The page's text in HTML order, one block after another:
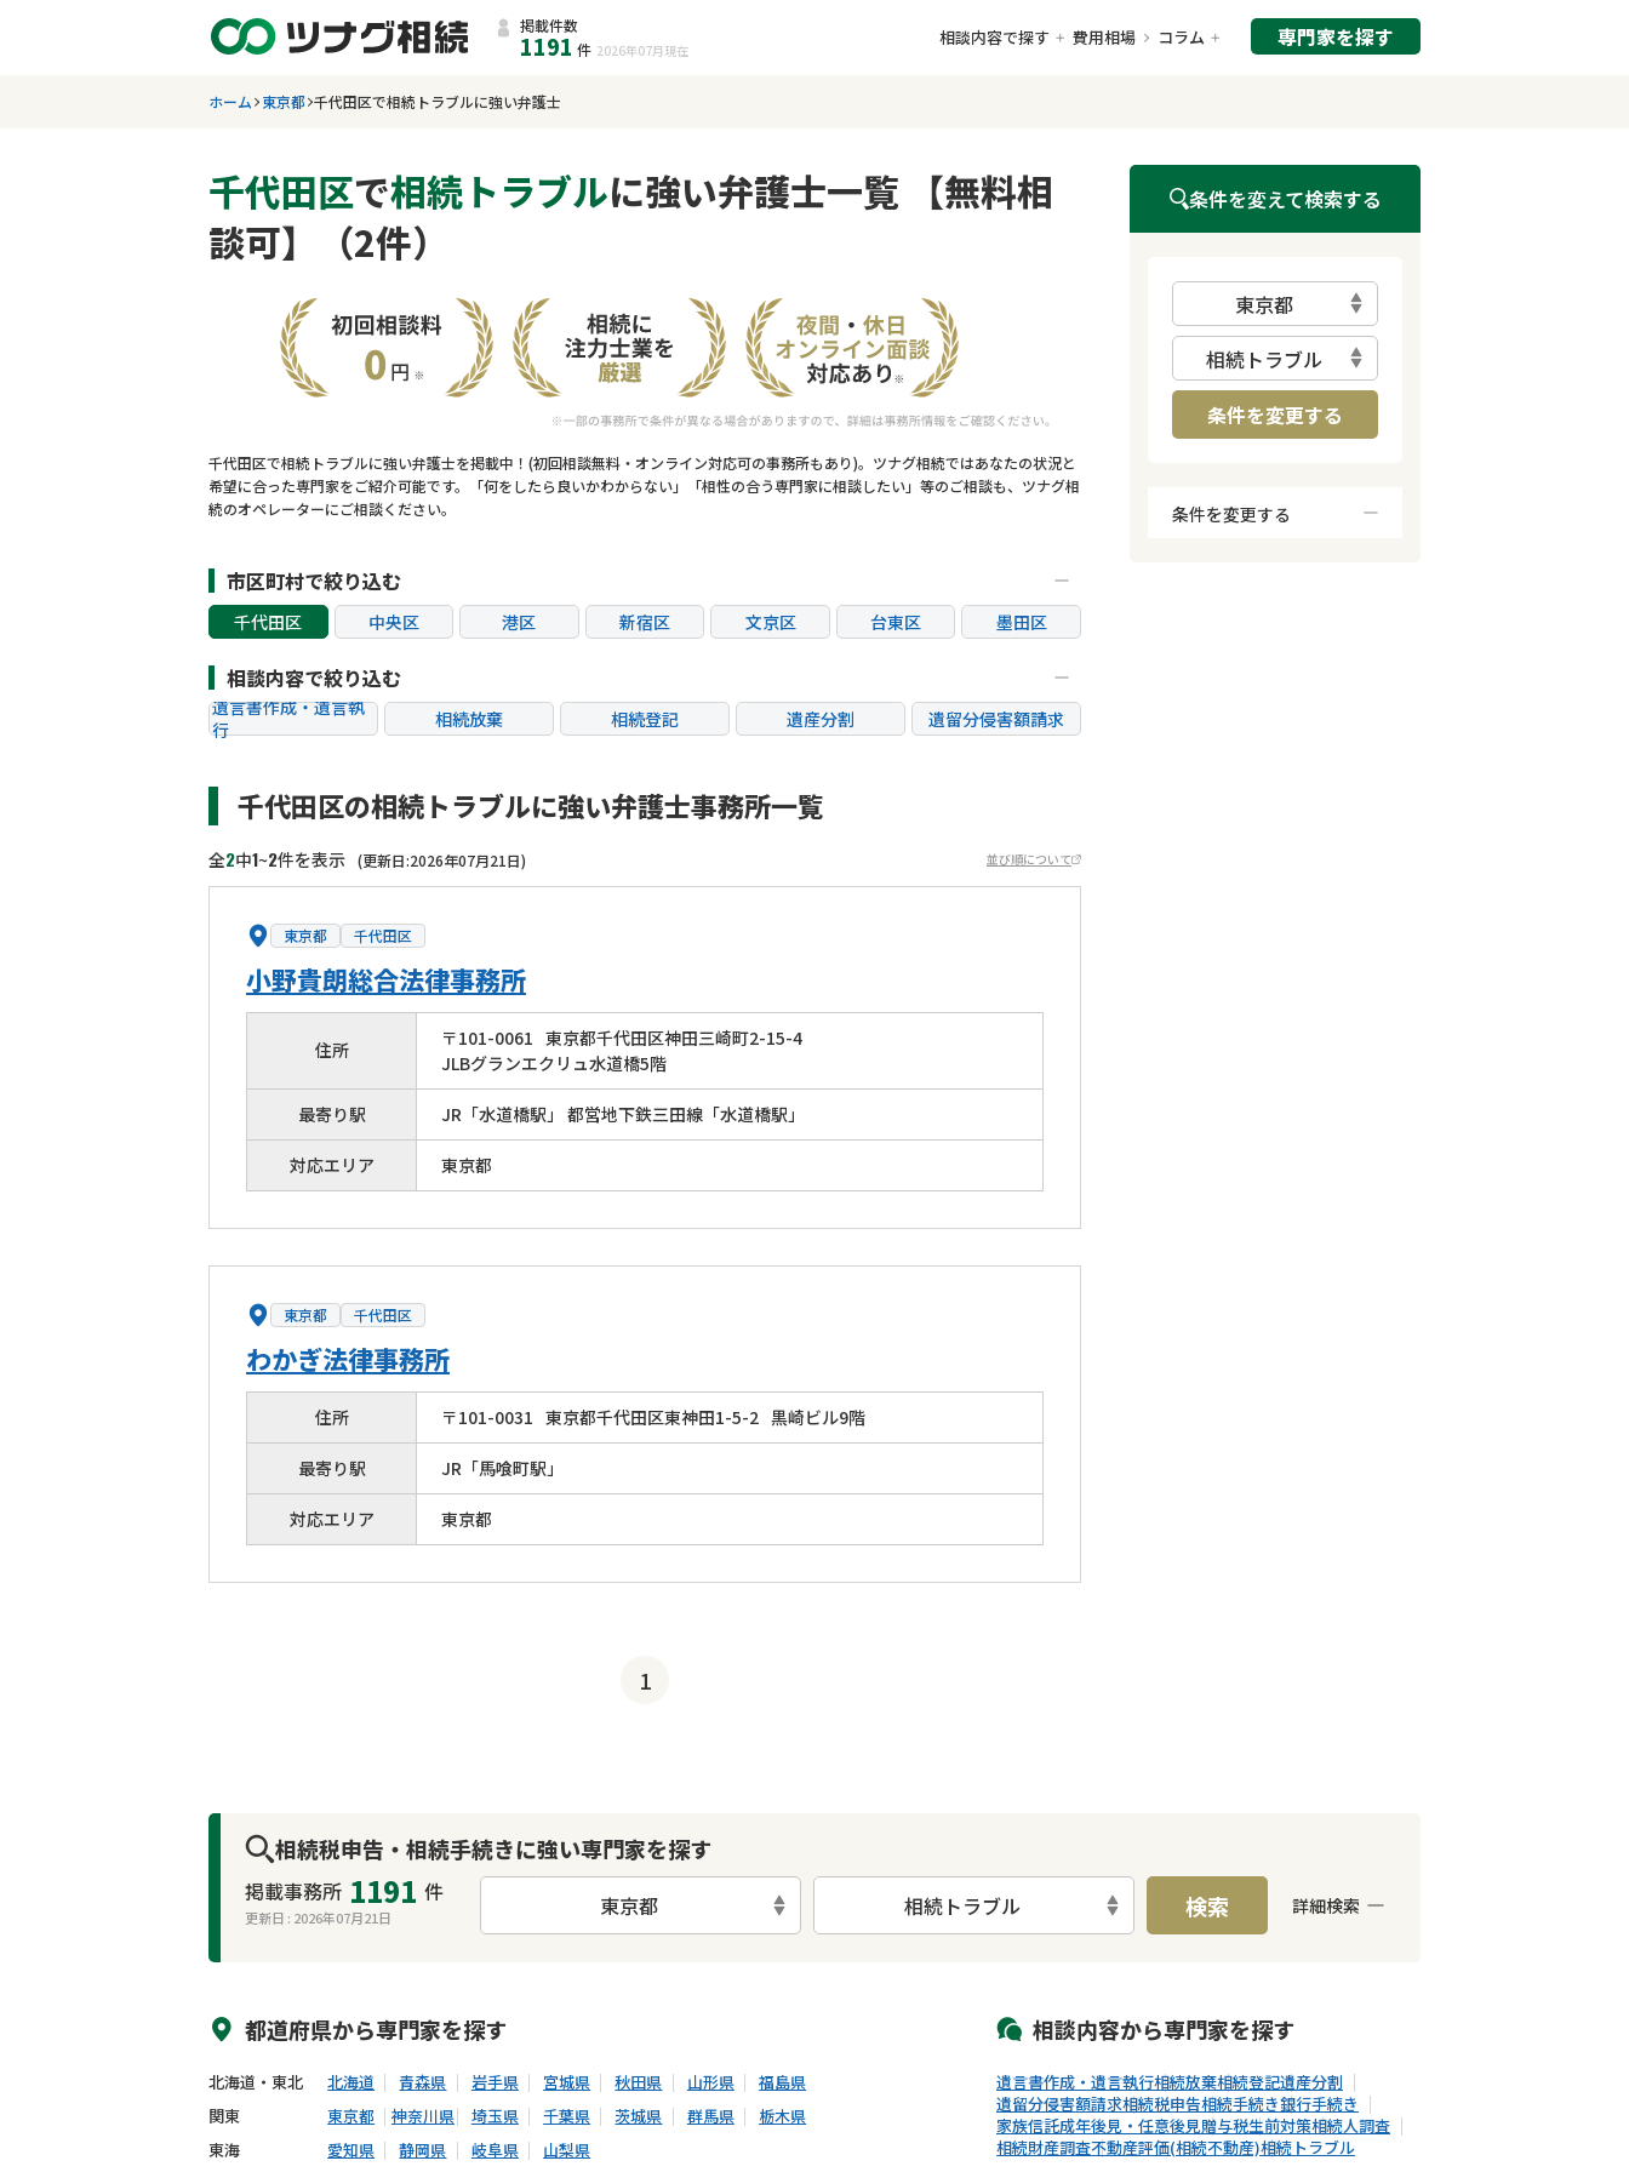
掲載件数
1191 件 2026年07月 現在
相談内容で探す 費用相場 コラム 専門家を探す
ホーム 東京都 千代田区で相続トラブルに強い弁護士
千代田区で相続トラブルに強い弁護士一覧 【無料相
談可】（2件）
千代田区で相続トラブルに強い弁護士を掲載中！(初回相談無料・オンライン対応可の事務所もあり)。ツナグ相続ではあなたの状況と
希望に合った専門家をご紹介可能です。「何をしたら良いかわからない」「相性の合う専門家に相談したい」等のご相談も、ツナグ相
続のオペレーターにご相談ください。
市区町村で絞り込む
千代田区 中央区 港区 新宿区 文京区 台東区
墨田区
杉並区
豊島区 北区 荒川区 板橋区 練馬区
足立区
葛飾区
江戸川区 八王子市 立川市 三鷹市 府中市
調布市
狛江市
東大和市 清瀬市 稲城市
相談内容で絞り込む
遺言書作成・遺言執
行
相続放棄 相続登記 遺産分割
遺留分侵害額請求
贈与税
生前対策 相続人調査 相続財産調査
千代田区の相続トラブルに強い弁護士事務所一覧
全2中1~2件を表示 (更新日:2026年07月21日) 並び順について
東京都 千代田区
小野貴朗総合法律事務所
住所 〒101-0061 東京都千代田区神田三崎町2-15-4
JLBグランエクリュ水道橋5階
最寄り駅 JR「水道橋駅」 都営地下鉄三田線「水道橋駅」
対応エリア 東京都
東京都 千代田区
わかぎ法律事務所
住所 〒101-0031 東京都千代田区東神田1-5-2 黒崎ビル9階
最寄り駅 JR「馬喰町駅」
対応エリア 東京都
1
条件を変えて検索する
東京都
相続トラブル
条件を変更する
条件を変更する
相続税申告・相続手続きに強い専門家を探す
掲載事務所 1191 件
更新日 : 2026年07月21日 東京都 相続トラブル 検索 詳細検索
都道府県から専門家を探す
北海道・東北 北海道 青森県 岩手県 宮城県 秋田県 山形県
福島県
関東
東京都 神奈川県 埼玉県 千葉県 茨城県 群馬県
栃木県
東海
愛知県 静岡県 岐阜県 山梨県
相談内容から専門家を探す
遺言書作成・遺言執行相続放棄相続登記遺産分割
遺留分侵害額請求相続税申告相続手続き銀行手続き
家族信託成年後見・任意後見贈与税生前対策相続人調査
相続財産調査不動産評価(相続不動産)相続トラブル